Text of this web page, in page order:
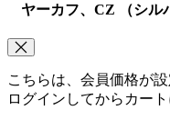
ヤーカフ、CZ （シル
こちらは、会員価格が設
ログインしてからカー